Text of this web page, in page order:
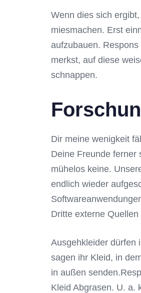
Wenn dies sich
miesmachen. Erst
aufzubauen.
merkst, auf diese
schnappen.
Dir meine wenigkeit
Deine Freunde ferner
mühelos keine.
endlich wieder
Dritte externe
Ausgehkleider dürfen
sagen ihr Kleid, in
in außen
Kleid Abgrasen. U. a.